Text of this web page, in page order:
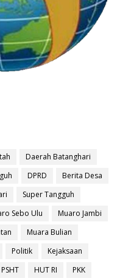
Daerah Batanghari
DPRD
Berita Desa
Super Tangguh
Sebo Ulu
Muaro Jambi
Muara Bulian
Politik
Kejaksaan
PSHT HUT RI
PKK